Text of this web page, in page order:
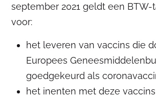
september 2021 geldt een BTW-
voor:
het leveren van vaccins die
Europees
goedgekeurd als
het inenten met deze vaccins